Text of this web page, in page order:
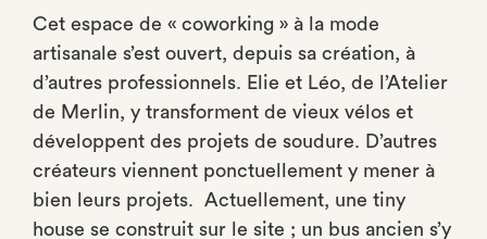
Cet espace de « coworking » à la mode
artisanale s’est ouvert, depuis sa création, à
d’autres professionnels. Elie et Léo, de l’Atelier
de Merlin, y transforment de vieux vélos et
développent des projets de soudure. D’autres
créateurs viennent ponctuellement y mener à
bien leurs projets. Actuellement, une tiny
house se construit sur le site ; un bus ancien s’y